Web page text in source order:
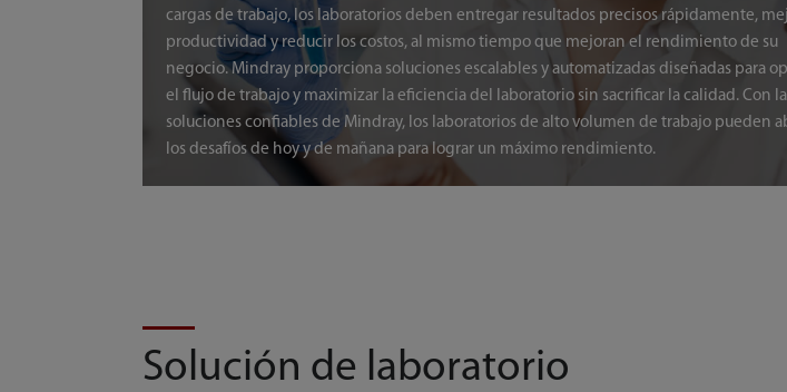
cargas de trabajo, los laboratorios deben entregar resultados precisos rápidamente,
productividad y reducir los costos, al mismo tiempo que mejoran el rendimiento de su
negocio. Mindray proporciona soluciones escalables y automatizadas diseñadas para
el flujo de trabajo y maximizar la eficiencia del laboratorio sin sacrificar la calidad. Con
soluciones confiables de Mindray, los laboratorios de alto volumen de trabajo pueden
los desafíos de hoy y de mañana para lograr un máximo rendimiento.
Solución de laboratorio